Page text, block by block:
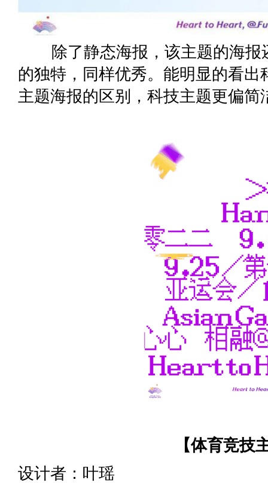
除了静态海报，该主题的海报
的独特，同样优秀。能明显的看
主题海报的区别，科技主题更偏简
【体育竞技
设计者：叶瑶